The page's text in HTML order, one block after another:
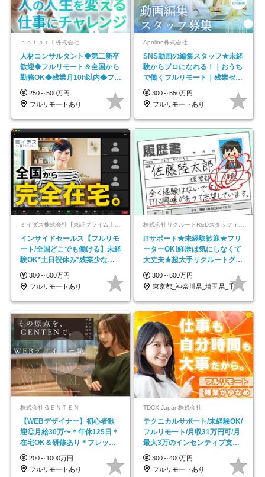
ｎｏｔａｒｉ株式会社
人材コンサルタント◆第二新卒
歓迎◆フルリモート＆全国から
勤務OK◆残業月10h以内◆フレ
ックス制
250～500万円
フルリモートあり
Apollon株式会社
SNS動画の編集スタッフ★未経
験からプロになれる！｜おうち
で働くフルリモート｜残業ゼロ
で18時退勤◎
300～550万円
フルリモートあり
インサイドセールス【フルリモ
ート/全国どこでも働ける】未経
験OK*土日祝休み*残業少なめ*
在宅勤務手当あり
300～600万円
フルリモートあり
ITサポート★未経験歓迎★フリ
ーターOK!経歴は気にしなくて
大丈夫★超大手リクルートグル
ープの正社員/sg
300～600万円
東京都_神奈川県_埼玉県_千葉県_大阪府…
株式会社ＧＥＮＴＥＮ
【WEBデザイナー】初⼼者歓
迎◎⽉給30万〜＊年休125⽇＊
在宅OK＆研修あり＊フレック
ス
200～1000万円
フルリモートあり
TDCX Japan株式会社
テクニカルサポート/未経験OK/
フルリモート/月収31万円可/月
最大3万のインセンティブ支給/
平均年齢33歳
300～400万円
フルリモートあり